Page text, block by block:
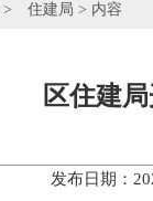
> 住建局 > 内容
区住建
发布日期：